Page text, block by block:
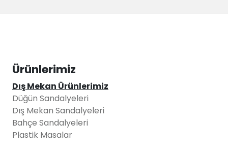
Ürünlerimiz
Dış Mekan Ürünlerimiz
Düğün Sandalyeleri
Dış Mekan Sandalyeleri
Bahçe Sandalyeleri
Plastik Masalar